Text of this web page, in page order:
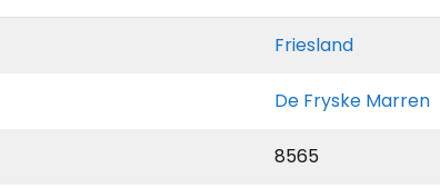
Friesland
De Fryske Marren
8565